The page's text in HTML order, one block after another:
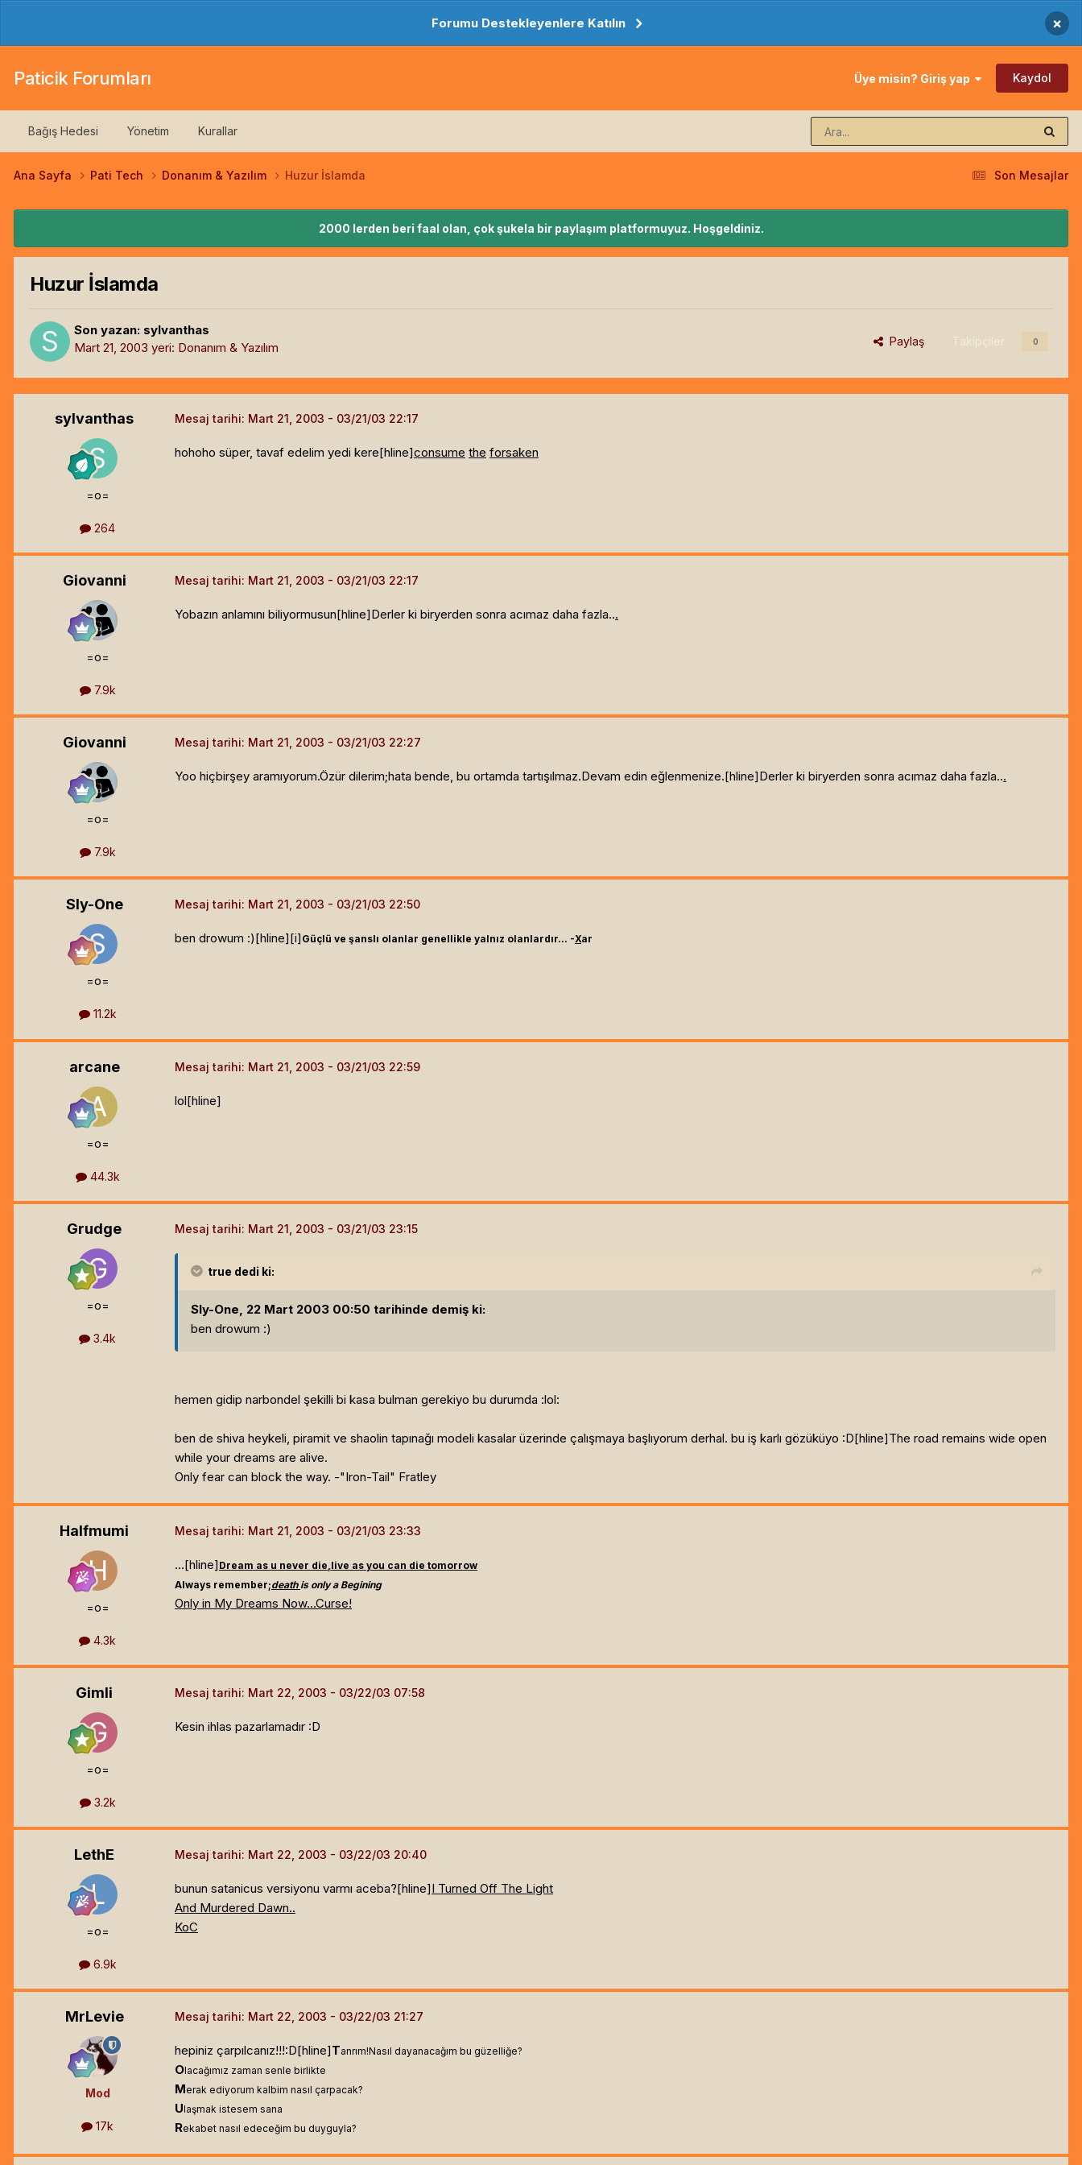
Forumu Destekleyenlere Katılın ×
Paticik Forumları Üye misin? Giriş yap Kaydol
Bağış Hedesi Yönetim Kurallar
Son Mesajlar
Ana Sayfa Pati Tech Donanım & Yazılım Huzur İslamda
2000 lerden beri faal olan, çok şukela bir paylaşım platformuyuz. Hoşgeldiniz.
Huzur İslamda
Son yazan: sylvanthas
Mart 21, 2003 yeri: Donanım & Yazılım Paylaş Takipçiler 0
sylvanthas
=o=
264
Mesaj tarihi: Mart 21, 2003
hohoho süper, tavaf edelim yedi kere[hline]consume the forsaken
Giovanni
=o=
7.9k
Mesaj tarihi: Mart 21, 2003
Yobazın anlamını biliyormusun[hline]Derler ki biryerden sonra acımaz daha fazla...
Giovanni
=o=
7.9k
Mesaj tarihi: Mart 21, 2003
Yoo hiçbirşey aramıyorum.Özür dilerim;hata bende, bu ortamda tartışılmaz.Devam edin eğlenmenize.[hline]Derler ki biryerden sonra acımaz daha fazla...
Sly-One
=o=
11.2k
Mesaj tarihi: Mart 21, 2003
ben drowum :)[hline][i] Güçlü ve şanslı olanlar genellikle yalnız olanlardır... -Xar
arcane
=o=
44.3k
Mesaj tarihi: Mart 21, 2003
lol[hline]
Grudge
=o=
3.4k
Mesaj tarihi: Mart 21, 2003
true dedi ki:
Sly-One, 22 Mart 2003 00:50 tarihinde demiş ki:
ben drowum :)
hemen gidip narbondel şekilli bi kasa bulman gerekiyo bu durumda :lol:
ben de shiva heykeli, piramit ve shaolin tapınağı modeli kasalar üzerinde çalışmaya başlıyorum derhal. bu iş karlı gözüküyo :D[hline]The road remains wide open
while your dreams are alive.
Only fear can block the way. -"Iron-Tail" Fratley
Halfmumi
=o=
4.3k
Mesaj tarihi: Mart 21, 2003
...[hline] Dream as u never die,live as you can die tomorrow
Always remember;death is only a Begining
Only in My Dreams Now...Curse!
Gimli
=o=
3.2k
Mesaj tarihi: Mart 22, 2003
Kesin ihlas pazarlamadır :D
LethE
=o=
6.9k
Mesaj tarihi: Mart 22, 2003
bunun satanicus versiyonu varmı aceba?[hline]I Turned Off The Light
And Murdered Dawn..
KoC
MrLevie
Mod
17k
Mesaj tarihi: Mart 22, 2003
hepiniz çarpılcanız!!!:D[hline]Tanrım!Nasıl dayanacağım bu güzelliğe?
Olacağımız zaman senle birlikte
Merak ediyorum kalbim nasıl çarpacak?
Ulaşmak istesem sana
Rekabet nasıl edeceğim bu duyguyla?